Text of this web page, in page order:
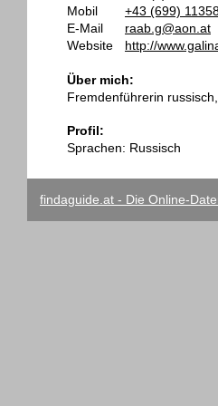
Mobil
+43 (699)
E-Mail
raab.g@aon.at
Website
http://
Über mich:
Fremdenführerin
Profil:
Sprachen: Russisch
findaguide.at - Die Online-